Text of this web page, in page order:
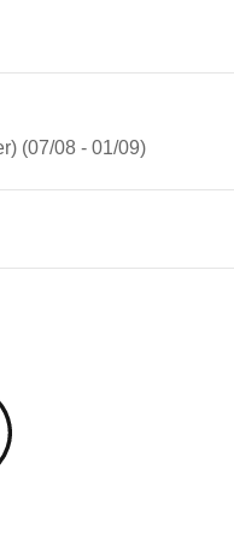
(07/08 - 01/09)
wie das